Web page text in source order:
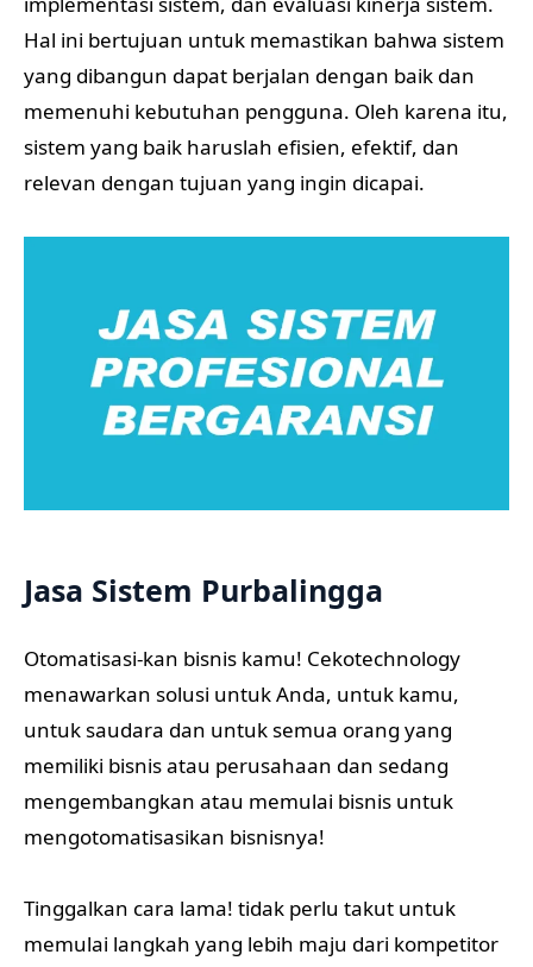
Hal ini bertujuan untuk memastikan bahwa sistem
yang dibangun dapat berjalan dengan baik dan
memenuhi kebutuhan pengguna. Oleh karena itu,
sistem yang baik haruslah efisien, efektif, dan
relevan dengan tujuan yang ingin dicapai.
Jasa Sistem Purbalingga
Otomatisasi-kan bisnis kamu! Cekotechnology
menawarkan solusi untuk Anda, untuk kamu,
untuk saudara dan untuk semua orang yang
memiliki bisnis atau perusahaan dan sedang
mengembangkan atau memulai bisnis untuk
mengotomatisasikan bisnisnya!
Tinggalkan cara lama! tidak perlu takut untuk
memulai langkah yang lebih maju dari kompetitor